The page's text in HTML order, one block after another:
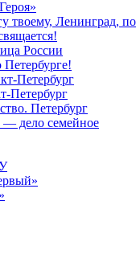
твоему, Ленинград,
России
Петербурге!
Петербург
Петербург
Петербург
— дело семейное